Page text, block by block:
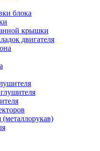
блока
крышки
двигателя
(металлорукав)